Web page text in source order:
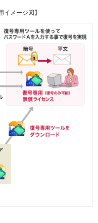
メージ図】